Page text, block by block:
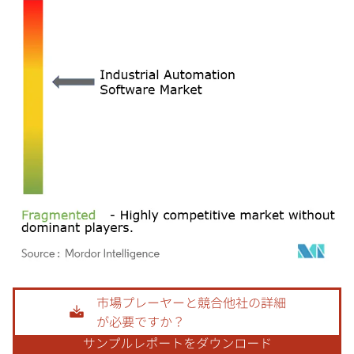
画像 © Mordor Intelligence。再利用にはCC BY 4.0の表示が必要です。